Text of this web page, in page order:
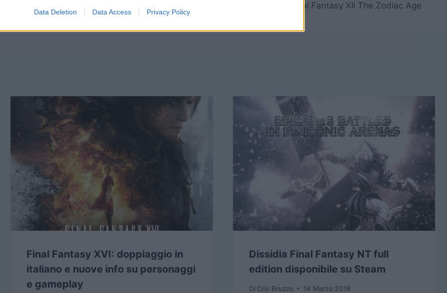
Data Deletion Data Access Privacy Policy
Nuovo video Inside dedicato a Final Fantasy XII The Zodiac Age
Final Fantasy XVI: doppiaggio in
italiano e nuove info su personaggi
e gameplay
Dissidia Final Fantasy NT full
edition disponibile su Steam
Di Cris Bruzzo 14 Marzo 2019